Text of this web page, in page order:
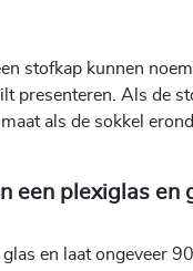
stofkap kunnen
presenteren. Als de
als de sokkel
een plexiglas en
en laat ongeveer